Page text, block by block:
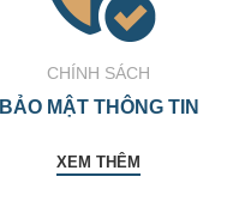
CHÍNH SÁCH
BẢO MẬT THÔNG TIN
XEM THÊM